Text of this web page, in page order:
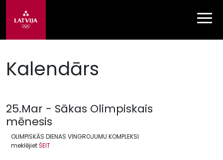
Kalendārs
25.Mar - Sākas Olimpiskais
mēnesis
OLIMPISKĀS DIENAS VINGROJUMU KOMPLEKSI
meklējietŠEIT